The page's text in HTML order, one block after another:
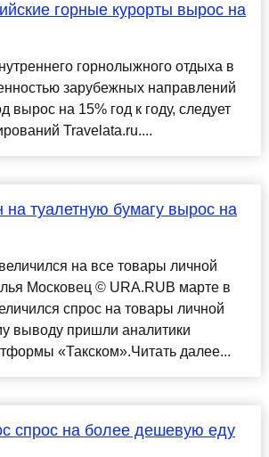
горные курорты вырос на
горнолыжного отдыха в
зарубежных направлений
вырос на 15% год к году, следует
Travelata.ru....
на туалетную бумагу вырос на
на все товары личной
Московец © URA.RUВ марте в
спрос на товары личной
выводу пришли аналитики
«Такском».Читать далее...
спрос на более дешевую еду